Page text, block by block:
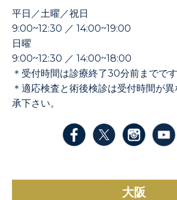
平日／土曜／祝日
9:00~12:30 ／ 14:00~19:00
日曜
9:00~12:30 ／ 14:00~18:00
＊受付時間は診療終了30分前までです
＊適応検査と術後検診は受付時間が
承下さい。
大阪